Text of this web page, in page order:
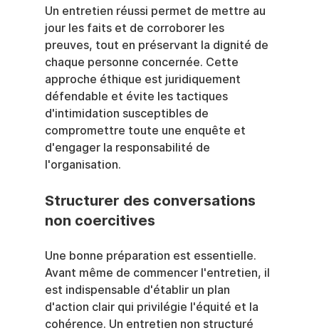
Un entretien réussi permet de mettre au
jour les faits et de corroborer les
preuves, tout en préservant la dignité de
chaque personne concernée. Cette
approche éthique est juridiquement
défendable et évite les tactiques
d'intimidation susceptibles de
compromettre toute une enquête et
d'engager la responsabilité de
l'organisation.
Structurer des conversations
non coercitives
Une bonne préparation est essentielle.
Avant même de commencer l'entretien, il
est indispensable d'établir un plan
d'action clair qui privilégie l'équité et la
cohérence. Un entretien non structuré